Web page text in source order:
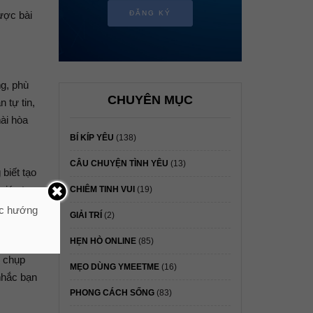
bài
phù
tự tin,
hòa
tạo
tự
chụp
bạn
ĐĂNG KÝ
CHUYÊN MỤC
BÍ KÍP YÊU (138)
CÂU CHUYỆN TÌNH YÊU (13)
CHIÊM TINH VUI (19)
GIẢI TRÍ (2)
HẸN HÒ ONLINE(85)
MẸO DÙNG YMEETME(16)
PHONG CÁCH SỐNG(83)
hướng